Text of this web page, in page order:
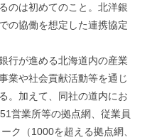
o
o
e
r
のは初めてのこと。北洋銀
の協働を想定した連携協定
行が進める北海道内の産業
業や社会貢献活動等を通じ
。加えて、同社の道内にお
営業所等の拠点網、従業員
ク（1000を超える拠点網、